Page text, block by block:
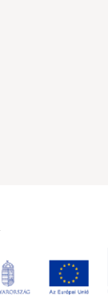
Kft.
©